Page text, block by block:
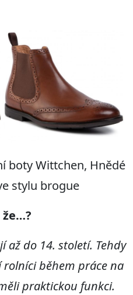
boty Wittchen, Hnědé
stylu brogue
až do 14. století. Tehdy
během práce na
praktickou funkci.